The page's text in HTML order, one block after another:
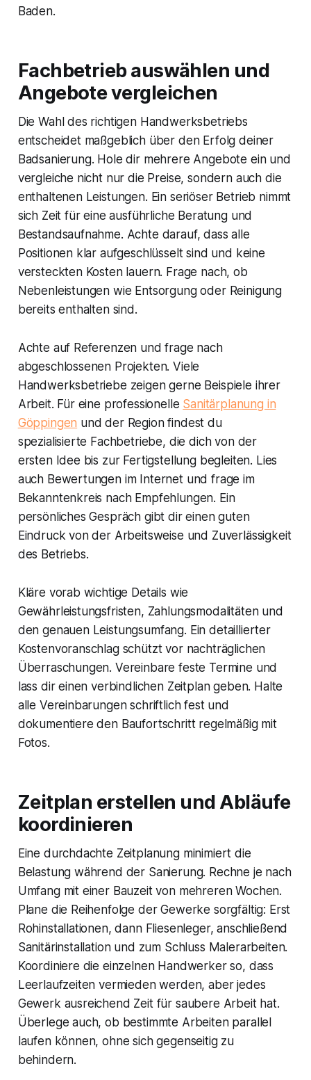
Baden.
Fachbetrieb auswählen und
Angebote vergleichen
Die Wahl des richtigen Handwerksbetriebs
entscheidet maßgeblich über den Erfolg deiner
Badsanierung. Hole dir mehrere Angebote ein und
vergleiche nicht nur die Preise, sondern auch die
enthaltenen Leistungen. Ein seriöser Betrieb nimmt
sich Zeit für eine ausführliche Beratung und
Bestandsaufnahme. Achte darauf, dass alle
Positionen klar aufgeschlüsselt sind und keine
versteckten Kosten lauern. Frage nach, ob
Nebenleistungen wie Entsorgung oder Reinigung
bereits enthalten sind.
Achte auf Referenzen und frage nach
abgeschlossenen Projekten. Viele
Handwerksbetriebe zeigen gerne Beispiele ihrer
Arbeit. Für eine professionelle Sanitärplanung in
Göppingen und der Region findest du
spezialisierte Fachbetriebe, die dich von der
ersten Idee bis zur Fertigstellung begleiten. Lies
auch Bewertungen im Internet und frage im
Bekanntenkreis nach Empfehlungen. Ein
persönliches Gespräch gibt dir einen guten
Eindruck von der Arbeitsweise und Zuverlässigkeit
des Betriebs.
Kläre vorab wichtige Details wie
Gewährleistungsfristen, Zahlungsmodalitäten und
den genauen Leistungsumfang. Ein detaillierter
Kostenvoranschlag schützt vor nachträglichen
Überraschungen. Vereinbare feste Termine und
lass dir einen verbindlichen Zeitplan geben. Halte
alle Vereinbarungen schriftlich fest und
dokumentiere den Baufortschritt regelmäßig mit
Fotos.
Zeitplan erstellen und Abläufe
koordinieren
Eine durchdachte Zeitplanung minimiert die
Belastung während der Sanierung. Rechne je nach
Umfang mit einer Bauzeit von mehreren Wochen.
Plane die Reihenfolge der Gewerke sorgfältig: Erst
Rohinstallationen, dann Fliesenleger, anschließend
Sanitärinstallation und zum Schluss Malerarbeiten.
Koordiniere die einzelnen Handwerker so, dass
Leerlaufzeiten vermieden werden, aber jedes
Gewerk ausreichend Zeit für saubere Arbeit hat.
Überlege auch, ob bestimmte Arbeiten parallel
laufen können, ohne sich gegenseitig zu
behindern.